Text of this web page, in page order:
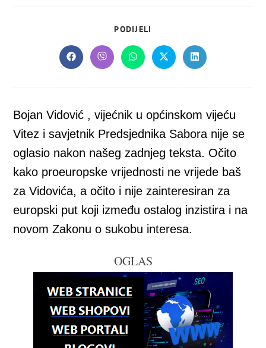
PODIJELI
CONTENT
Opens
in
Opens
in
Opens
in
Opens
in
Opens
in
Bojan Vidović , vijećnik u općinskom vijeću
Vitez i savjetnik Predsjednika Sabora nije se
oglasio nakon našeg zadnjeg teksta. Očito
kako proeuropske vrijednosti ne vrijede baš
za Vidovića, a očito i nije zainteresiran za
europski put koji između ostalog inzistira i na
novom Zakonu o sukobu interesa.
OGLAS